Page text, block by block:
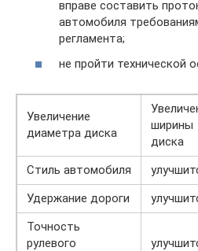
вправе составить
автомобиля
регламента;
не пройти технической
Увеличение
диаметра диска
ширины
диска
Стиль автомобиля
Удержание дороги
Точность
рулевого